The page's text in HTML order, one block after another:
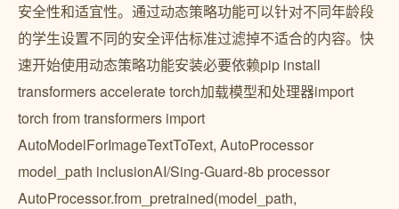
安全性和适宜性。通过动态策略功能可以针对不同年龄段
的学生设置不同的安全评估标准过滤掉不适合的内容。快
速开始使用动态策略功能安装必要依赖pip install
transformers accelerate torch加载模型和处理器import
torch from transformers import
AutoModelForImageTextToText, AutoProcessor
model_path inclusionAI/Sing-Guard-8b processor
AutoProcessor.from_pretrained(model_path,